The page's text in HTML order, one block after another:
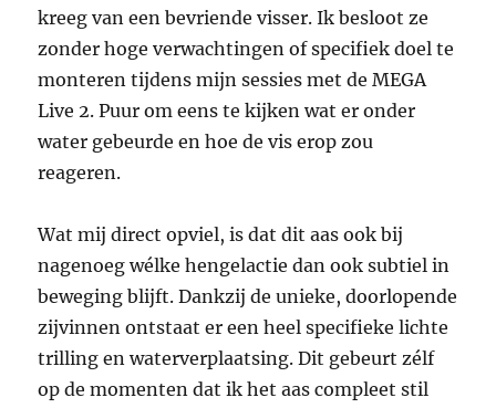
kreeg van een bevriende visser. Ik besloot ze
zonder hoge verwachtingen of specifiek doel te
monteren tijdens mijn sessies met de MEGA
Live 2. Puur om eens te kijken wat er onder
water gebeurde en hoe de vis erop zou
reageren.
Wat mij direct opviel, is dat dit aas ook bij
nagenoeg wélke hengelactie dan ook subtiel in
beweging blijft. Dankzij de unieke, doorlopende
zijvinnen ontstaat er een heel specifieke lichte
trilling en waterverplaatsing. Dit gebeurt zélf
op de momenten dat ik het aas compleet stil